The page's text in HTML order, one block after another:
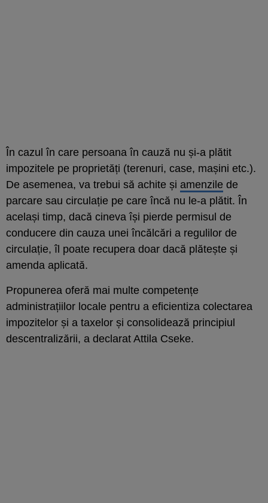
În cazul în care persoana în cauză nu și-a plătit
impozitele pe proprietăți (terenuri, case, mașini etc.).
De asemenea, va trebui să achite și amenzile de
parcare sau circulație pe care încă nu le-a plătit. În
același timp, dacă cineva își pierde permisul de
conducere din cauza unei încălcări a regulilor de
circulație, îl poate recupera doar dacă plătește și
amenda aplicată.
Propunerea oferă mai multe competențe
administrațiilor locale pentru a eficientiza colectarea
impozitelor și a taxelor și consolidează principiul
descentralizării, a declarat Attila Cseke.